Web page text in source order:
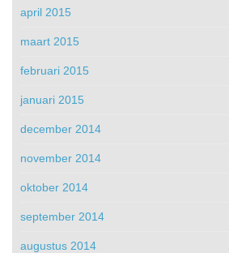
april 2015
maart 2015
februari 2015
januari 2015
december 2014
november 2014
oktober 2014
september 2014
augustus 2014